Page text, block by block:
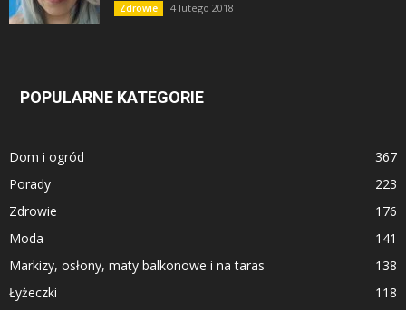
Zdrowie 4 lutego 2018
POPULARNE KATEGORIE
Dom i ogród
367
Porady
223
Zdrowie
176
Moda
141
Markizy, osłony, maty balkonowe i na taras
138
Łyżeczki
118